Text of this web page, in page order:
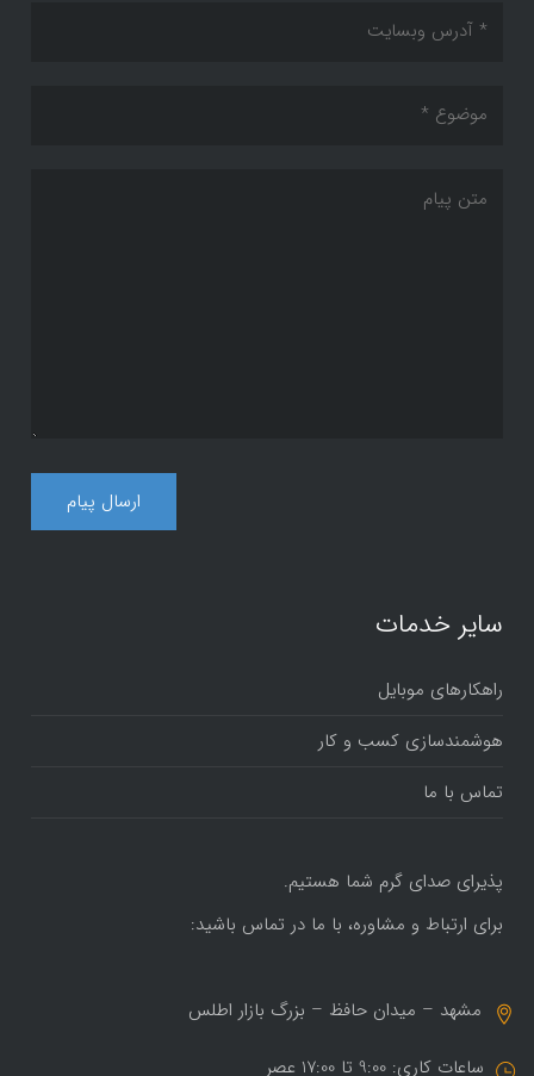
سایر خدمات
راهکارهای موبایل
هوشمندسازی کسب و کار
تماس با ما
پذیرای صدای گرم شما هستیم.
برای ارتباط و مشاوره، با ما در تماس باشید:
مشهد – میدان حافظ – بزرگ بازار اطلس
ساعات کاری: 9:00 تا 17:00 عصر